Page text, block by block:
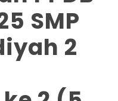
SMP
2